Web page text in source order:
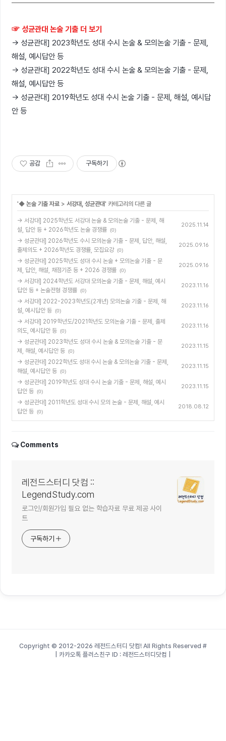
☞ 성균관대 논술 기출 더 보기
→ 성균관대] 2023학년도 성대 수시 논술 & 모의논술 기출 - 문제,
해설, 예시답안 등
→ 성균관대] 2022학년도 성대 수시 논술 & 모의논술 기출 - 문제,
해설, 예시답안 등
→ 성균관대] 2019학년도 성대 수시 논술 기출 - 문제, 해설, 예시답
안 등
공감 구독하기
'◆ 논술 기출 자료 > 서강대, 성균관대' 카테고리의 다른 글
→ 서강대] 2025학년도 서강대 논술 & 모의논술 기출 - 문제, 해
설, 답안 등 + 2026학년도 논술 경쟁률 (0)
2025.11.14
→ 성균관대] 2026학년도 수시 모의논술 기출 - 문제, 답안, 해설,
출제의도 + 2026학년도 경쟁률, 모집요강 (0)
2025.09.16
→ 성균관대] 2025학년도 성대 수시 논술 + 모의논술 기출 - 문
제, 답안, 해설, 채점기준 등 + 2026 경쟁률 (0)
2025.09.16
→ 서강대] 2024학년도 서강대 모의논술 기출 - 문제, 해설, 예시
답안 등 + 논술전형 경쟁률 (0)
2023.11.16
→ 서강대] 2022-2023학년도(2개년) 모의논술 기출 - 문제, 해
설, 예시답안 등 (0)
2023.11.16
→ 서강대] 2019학년도/2021학년도 모의논술 기출 - 문제, 출제
의도, 예시답안 등 (0)
2023.11.16
→ 성균관대] 2023학년도 성대 수시 논술 & 모의논술 기출 - 문
제, 해설, 예시답안 등 (0)
2023.11.15
→ 성균관대] 2022학년도 성대 수시 논술 & 모의논술 기출 - 문제,
해설, 예시답안 등 (0)
2023.11.15
→ 성균관대] 2019학년도 성대 수시 논술 기출 - 문제, 해설, 예시
답안 등 (0)
2023.11.15
→ 성균관대] 2011학년도 성대 수시 모의 논술 - 문제, 해설, 예시
답안 등 (0)
2018.08.12
Comments
레전드스터디 닷컴 ::
LegendStudy.com
로그인/회원가입 필요 없는 학습자료 무료 제공 사이
트
구독하기
Copyright © 2012-2026 레전드스터디 닷컴! All Rights Reserved #
| 카카오톡 플러스친구 ID : 레전드스터디닷컴 |